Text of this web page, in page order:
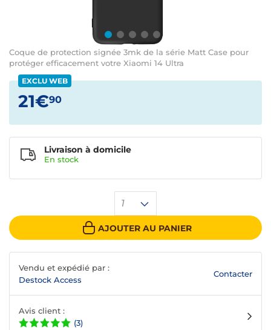
Coque de protection signée 3mk de la série Matt Case pour
protéger efficacement votre Xiaomi 14 Ultra
EXCLU WEB
21€90
1
AJOUTER AU PANIER
Livraison à domicile
En stock
Vendu et expédié par :
Destock Access
Contacter
Avis client :
(3)